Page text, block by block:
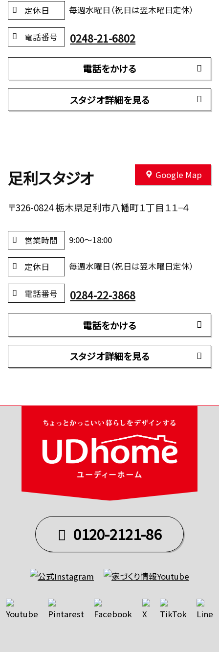
定休日 毎週水曜日（祝日は翌木曜日定休）
電話番号 0248-21-6802
電話をかける
スタジオ詳細を見る
足利スタジオ Google Map
〒326-0824 栃木県足利市八幡町１丁目１１−４
営業時間 9:00～18:00
定休日 毎週水曜日（祝日は翌木曜日定休）
電話番号 0284-22-3868
電話をかける
スタジオ詳細を見る
0120-2121-86